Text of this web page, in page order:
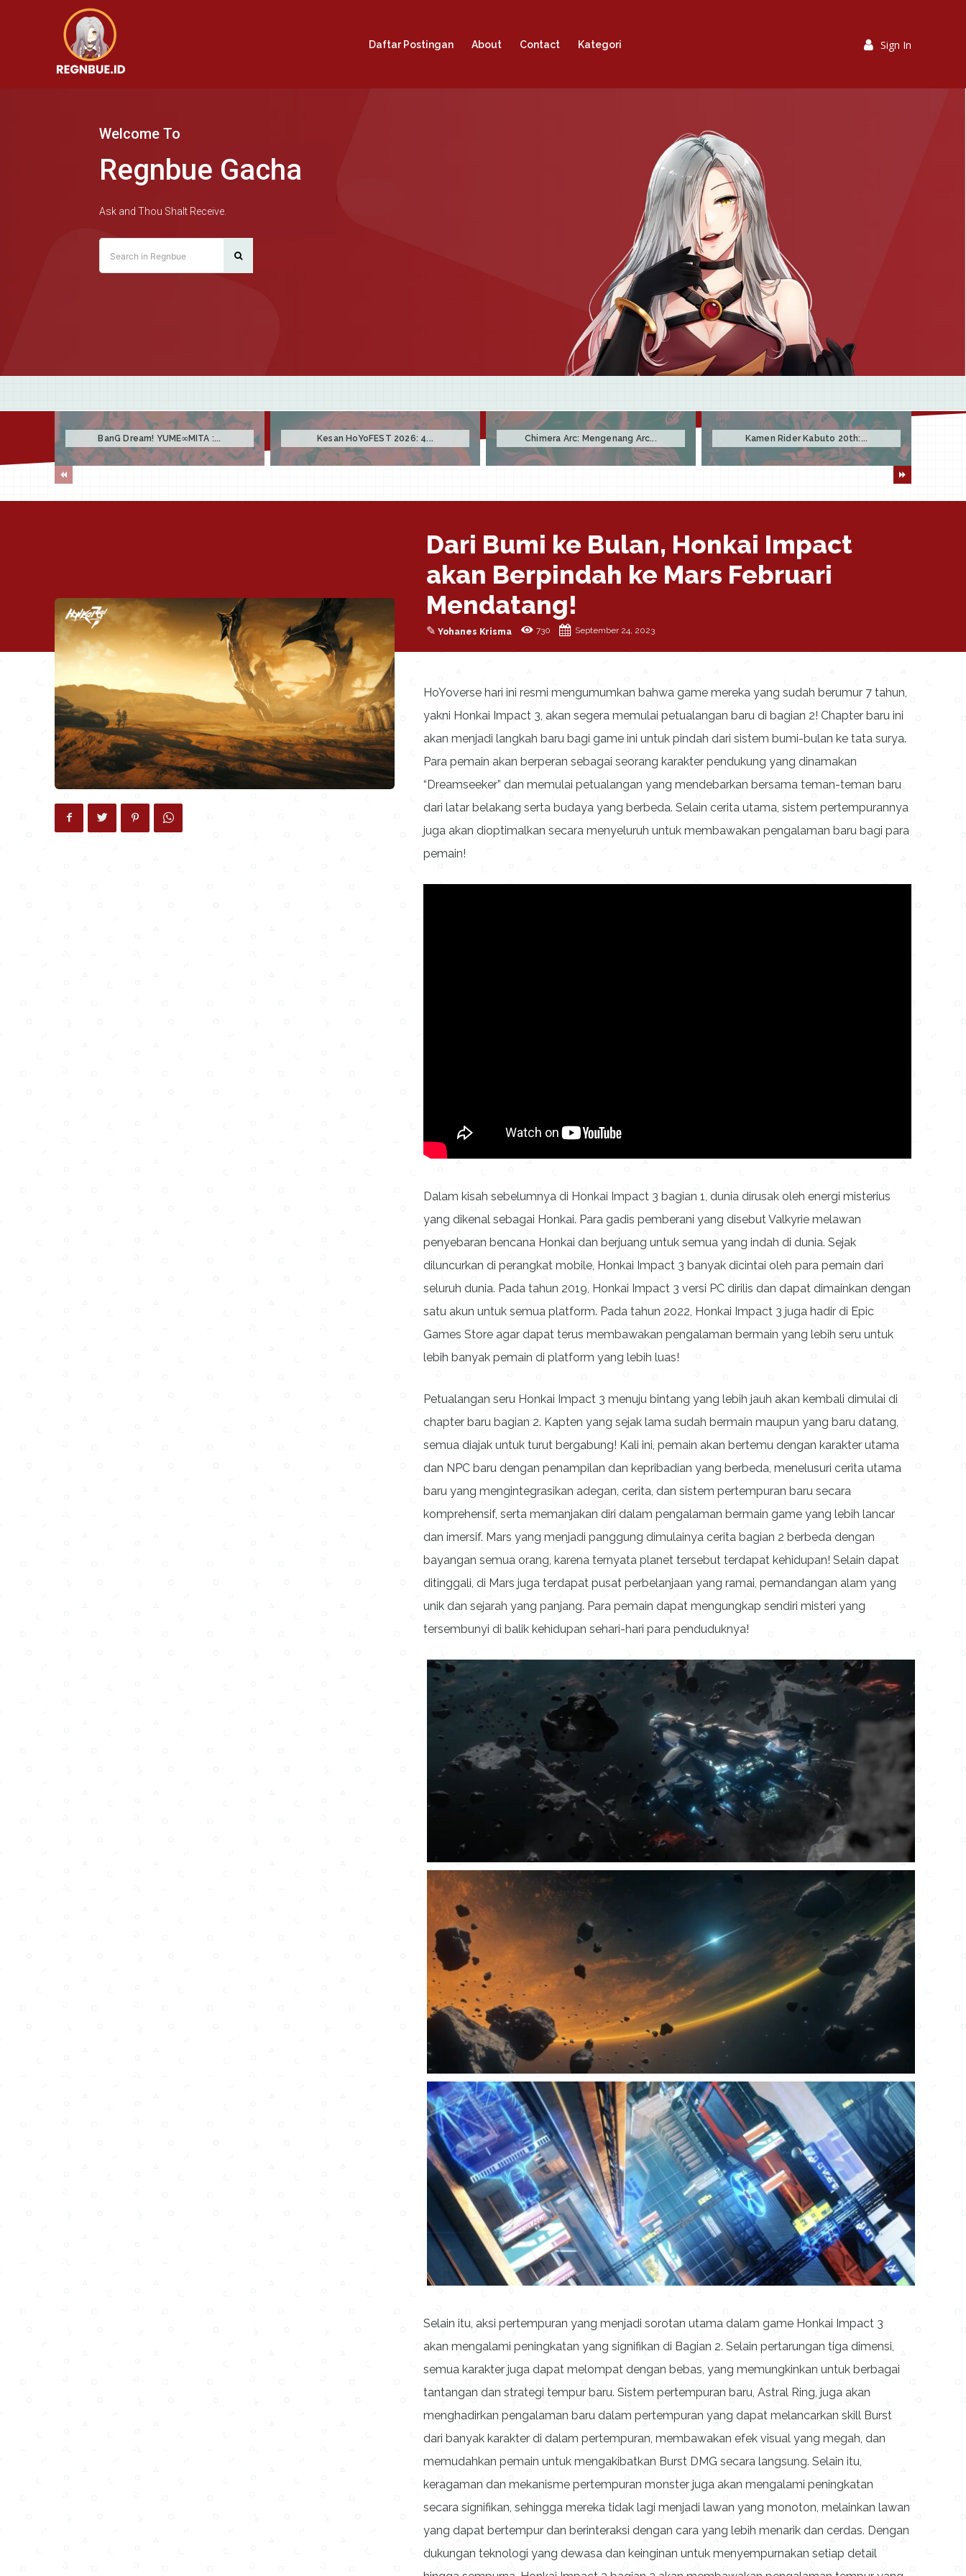
Daftar Postingan About Contact Kategori Sign In
Welcome To
Regnbue Gacha
Ask and Thou Shalt Receive.
Search in Regnbue
BanG Dream! YUME∞MITA :... Kesan HoYoFEST 2026: 4... Chimera Arc: Mengenang Arc... Kamen Rider Kabuto 20th:...
Dari Bumi ke Bulan, Honkai Impact
akan Berpindah ke Mars Februari
Mendatang!
✎ Yohanes Krisma 730 September 24, 2023
HoYoverse hari ini resmi mengumumkan bahwa game mereka yang sudah berumur 7 tahun,
yakni Honkai Impact 3, akan segera memulai petualangan baru di bagian 2! Chapter baru ini
akan menjadi langkah baru bagi game ini untuk pindah dari sistem bumi-bulan ke tata surya.
Para pemain akan berperan sebagai seorang karakter pendukung yang dinamakan
“Dreamseeker” dan memulai petualangan yang mendebarkan bersama teman-teman baru
dari latar belakang serta budaya yang berbeda. Selain cerita utama, sistem pertempurannya
juga akan dioptimalkan secara menyeluruh untuk membawakan pengalaman baru bagi para
pemain!
Dalam kisah sebelumnya di Honkai Impact 3 bagian 1, dunia dirusak oleh energi misterius
yang dikenal sebagai Honkai. Para gadis pemberani yang disebut Valkyrie melawan
penyebaran bencana Honkai dan berjuang untuk semua yang indah di dunia. Sejak
diluncurkan di perangkat mobile, Honkai Impact 3 banyak dicintai oleh para pemain dari
seluruh dunia. Pada tahun 2019, Honkai Impact 3 versi PC dirilis dan dapat dimainkan dengan
satu akun untuk semua platform. Pada tahun 2022, Honkai Impact 3 juga hadir di Epic
Games Store agar dapat terus membawakan pengalaman bermain yang lebih seru untuk
lebih banyak pemain di platform yang lebih luas!
Petualangan seru Honkai Impact 3 menuju bintang yang lebih jauh akan kembali dimulai di
chapter baru bagian 2. Kapten yang sejak lama sudah bermain maupun yang baru datang,
semua diajak untuk turut bergabung! Kali ini, pemain akan bertemu dengan karakter utama
dan NPC baru dengan penampilan dan kepribadian yang berbeda, menelusuri cerita utama
baru yang mengintegrasikan adegan, cerita, dan sistem pertempuran baru secara
komprehensif, serta memanjakan diri dalam pengalaman bermain game yang lebih lancar
dan imersif. Mars yang menjadi panggung dimulainya cerita bagian 2 berbeda dengan
bayangan semua orang, karena ternyata planet tersebut terdapat kehidupan! Selain dapat
ditinggali, di Mars juga terdapat pusat perbelanjaan yang ramai, pemandangan alam yang
unik dan sejarah yang panjang. Para pemain dapat mengungkap sendiri misteri yang
tersembunyi di balik kehidupan sehari-hari para penduduknya!
Selain itu, aksi pertempuran yang menjadi sorotan utama dalam game Honkai Impact 3
akan mengalami peningkatan yang signifikan di Bagian 2. Selain pertarungan tiga dimensi,
semua karakter juga dapat melompat dengan bebas, yang memungkinkan untuk berbagai
tantangan dan strategi tempur baru. Sistem pertempuran baru, Astral Ring, juga akan
menghadirkan pengalaman baru dalam pertempuran yang dapat melancarkan skill Burst
dari banyak karakter di dalam pertempuran, membawakan efek visual yang megah, dan
memudahkan pemain untuk mengakibatkan Burst DMG secara langsung. Selain itu,
keragaman dan mekanisme pertempuran monster juga akan mengalami peningkatan
secara signifikan, sehingga mereka tidak lagi menjadi lawan yang monoton, melainkan lawan
yang dapat bertempur dan berinteraksi dengan cara yang lebih menarik dan cerdas. Dengan
dukungan teknologi yang dewasa dan keinginan untuk menyempurnakan setiap detail